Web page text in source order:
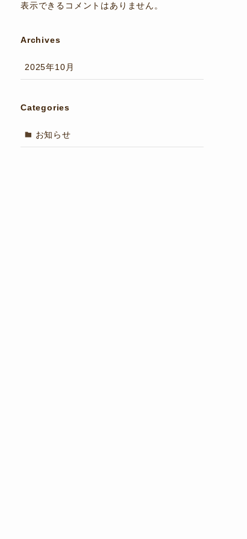
表示できるコメントはありません。
Archives
2025年10月
Categories
お知らせ